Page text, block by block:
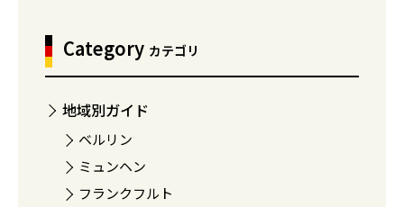
Category カテゴリ
地域別ガイド
ベルリン
ミュンヘン
フランクフルト